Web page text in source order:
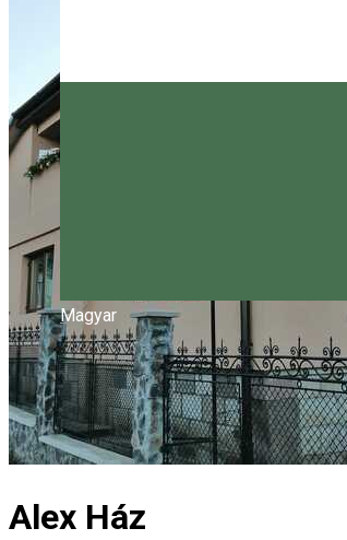
Magyar
Alex Ház